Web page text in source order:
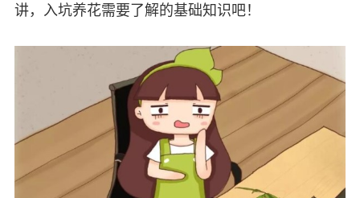
讲，入坑养花需要了解的基础知识吧！